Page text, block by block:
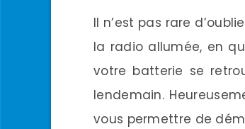
Il n’est pas rare
la radio allumée, en
votre batterie se
lendemain.
vous permettre de